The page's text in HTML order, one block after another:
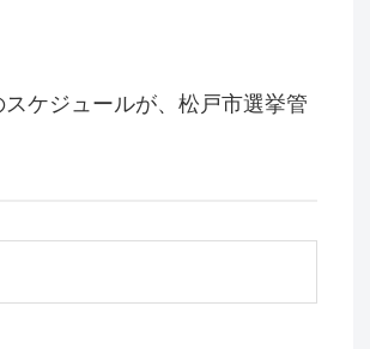
ケジュールが、松戸市選挙管